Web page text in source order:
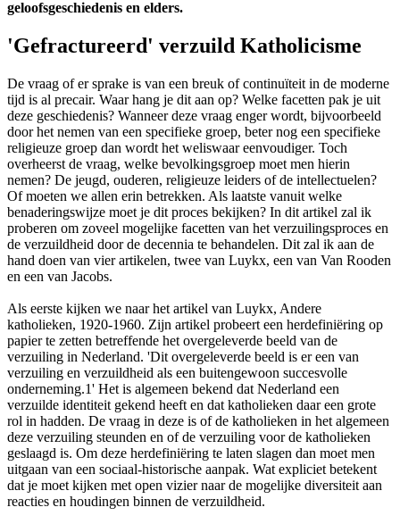
geloofsgeschiedenis en elders.
'Gefractureerd' verzuild Katholicisme
De vraag of er sprake is van een breuk of continuïteit in de moderne
tijd is al precair. Waar hang je dit aan op? Welke facetten pak je uit
deze geschiedenis? Wanneer deze vraag enger wordt, bijvoorbeeld
door het nemen van een specifieke groep, beter nog een specifieke
religieuze groep dan wordt het weliswaar eenvoudiger. Toch
overheerst de vraag, welke bevolkingsgroep moet men hierin
nemen? De jeugd, ouderen, religieuze leiders of de intellectuelen?
Of moeten we allen erin betrekken. Als laatste vanuit welke
benaderingswijze moet je dit proces bekijken? In dit artikel zal ik
proberen om zoveel mogelijke facetten van het verzuilingsproces en
de verzuildheid door de decennia te behandelen. Dit zal ik aan de
hand doen van vier artikelen, twee van Luykx, een van Van Rooden
en een van Jacobs.
Als eerste kijken we naar het artikel van Luykx, Andere
katholieken, 1920-1960. Zijn artikel probeert een herdefiniëring op
papier te zetten betreffende het overgeleverde beeld van de
verzuiling in Nederland. 'Dit overgeleverde beeld is er een van
verzuiling en verzuildheid als een buitengewoon succesvolle
onderneming.1' Het is algemeen bekend dat Nederland een
verzuilde identiteit gekend heeft en dat katholieken daar een grote
rol in hadden. De vraag in deze is of de katholieken in het algemeen
deze verzuiling steunden en of de verzuiling voor de katholieken
geslaagd is. Om deze herdefiniëring te laten slagen dan moet men
uitgaan van een sociaal-historische aanpak. Wat expliciet betekent
dat je moet kijken met open vizier naar de mogelijke diversiteit aan
reacties en houdingen binnen de verzuildheid.